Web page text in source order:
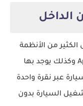
من الأنظمة
منها نظام Apple Car-play ،Android Auto وكذلك يوجد بها
عبر نقرة واحدة
السيارة بدون